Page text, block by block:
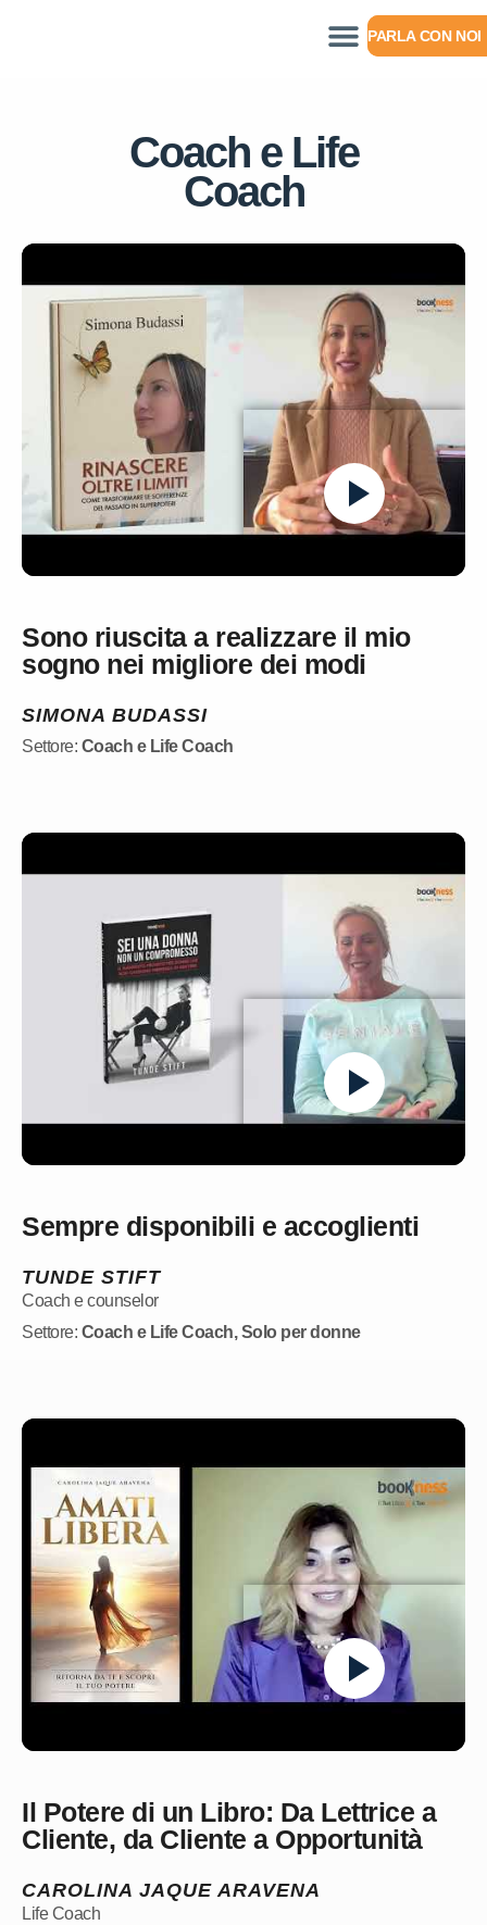
PARLA CON NOI
Coach e Life
Coach
Sono riuscita a realizzare il mio
sogno nei migliore dei modi
SIMONA BUDASSI
Settore: Coach e Life Coach
Sempre disponibili e accoglienti
TUNDE STIFT
Coach e counselor
Settore: Coach e Life Coach,Solo per donne
Il Potere di un Libro: Da Lettrice a
Cliente, da Cliente a Opportunità
CAROLINA JAQUE ARAVENA
Life Coach